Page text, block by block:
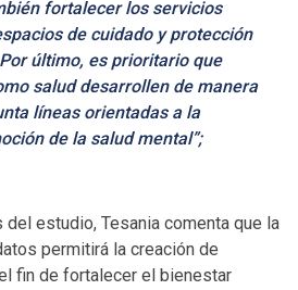
fortalecer los servicios
de cuidado y protección
último, es prioritario que
salud desarrollen de manera
líneas orientadas a la
de la salud mental”;
estudio, Tesania comenta que la
permitirá la creación de
fin de fortalecer el bienestar